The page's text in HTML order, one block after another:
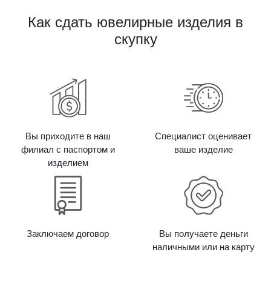
Как сдать ювелирные изделия в
скупку
Вы приходите в наш
филиал с паспортом и
изделием
Специалист оценивает
ваше изделие
Заключаем договор
Вы получаете деньги
наличными или на карту